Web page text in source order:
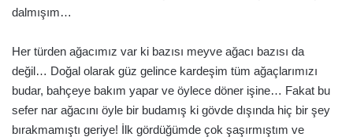
dalmışım…
Her türden ağacımız var ki bazısı meyve ağacı bazısı da
değil… Doğal olarak güz gelince kardeşim tüm ağaçlarımızı
budar, bahçeye bakım yapar ve öylece döner işine… Fakat bu
sefer nar ağacını öyle bir budamış ki gövde dışında hiç bir şey
bırakmamıştı geriye! İlk gördüğümde çok şaşırmıştım ve